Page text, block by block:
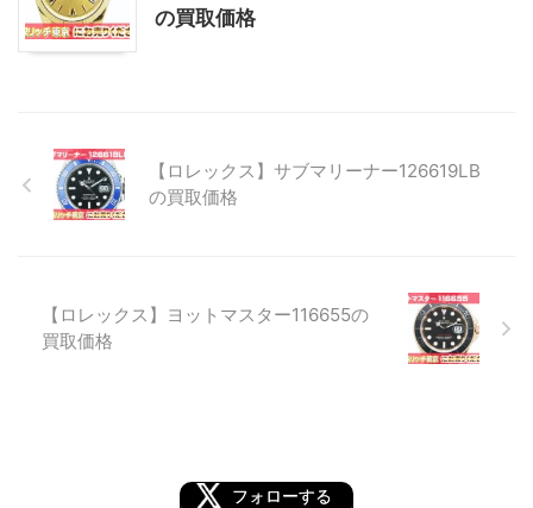
の買取価格
【ロレックス】サブマリーナー126619LB
の買取価格
【ロレックス】ヨットマスター116655の
買取価格
フォローする